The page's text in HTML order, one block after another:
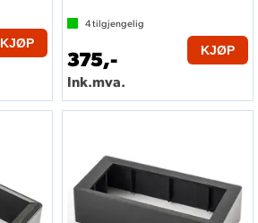
KJØP
4tilgjengelig
375,-
Ink.mva.
KJØP